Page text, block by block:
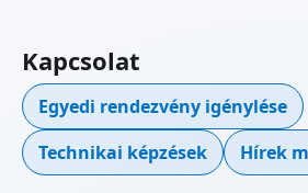
Kapcsolat
Egyedi rendezvény igénylése
Technikai képzések
Hírek